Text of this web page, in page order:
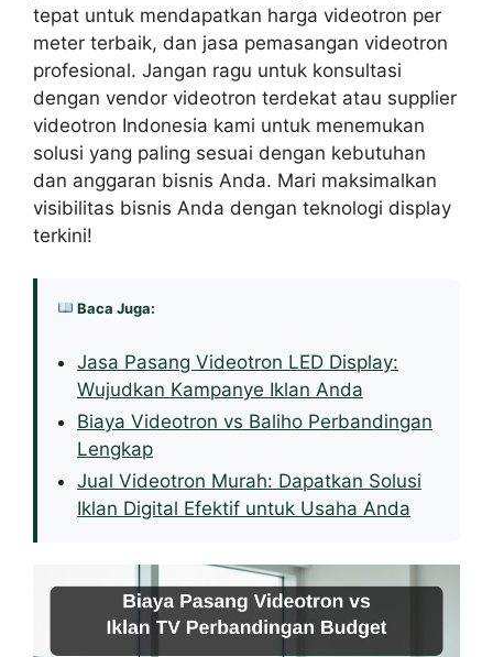
tepat untuk mendapatkan harga videotron per
meter terbaik, dan jasa pemasangan videotron
profesional. Jangan ragu untuk konsultasi
dengan vendor videotron terdekat atau supplier
videotron Indonesia kami untuk menemukan
solusi yang paling sesuai dengan kebutuhan
dan anggaran bisnis Anda. Mari maksimalkan
visibilitas bisnis Anda dengan teknologi display
terkini!
Baca Juga:
Jasa Pasang Videotron LED Display:
Wujudkan Kampanye Iklan Anda
Biaya Videotron vs Baliho Perbandingan
Lengkap
Jual Videotron Murah: Dapatkan Solusi
Iklan Digital Efektif untuk Usaha Anda